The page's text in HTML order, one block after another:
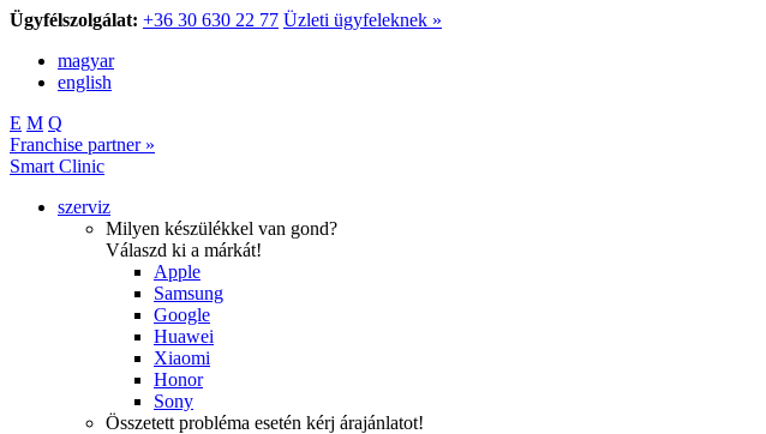
Ügyfélszolgálat: +36 30 630 22 77 Üzleti ügyfeleknek »
magyar
english
E M Q
Franchise partner »
Smart Clinic
szerviz
Milyen készülékkel van gond?
Válaszd ki a márkát!
Apple
Samsung
Google
Huawei
Xiaomi
Honor
Sony
Összetett probléma esetén kérj árajánlatot!